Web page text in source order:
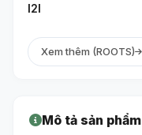
I2I
Xem thêm (ROOTS)
Mô tả sản phẩm